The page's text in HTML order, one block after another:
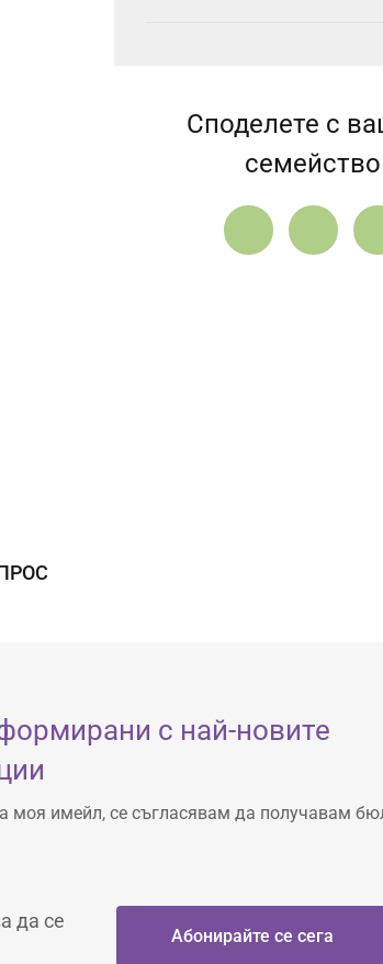
Споделете с
семейство
с най-новите
моя имейл, се съгласявам да получавам
да се
Абонирайте се сега